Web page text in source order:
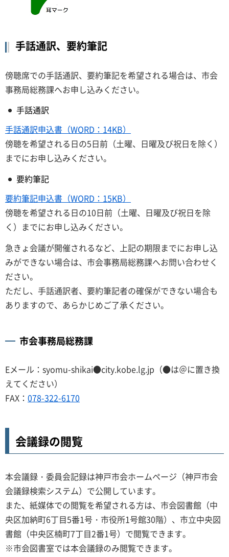
手話通訳、要約筆記
傍聴席での手話通訳、要約筆記を希望される場合は、市会
事務局総務課へお申し込みください。
手話通訳
手話通訳申込書（WORD：14KB）
傍聴を希望される日の5日前（土曜、日曜及び祝日を除く）
までにお申し込みください。
要約筆記
要約筆記申込書（WORD：15KB）
傍聴を希望される日の10日前（土曜、日曜及び祝日を除
く）までにお申し込みください。
急きょ会議が開催されるなど、上記の期限までにお申し込
みができない場合は、市会事務局総務課へお問い合わせく
ださい。
ただし、手話通訳者、要約筆記者の確保ができない場合も
ありますので、あらかじめご了承ください。
市会事務局総務課
Eメール：syomu-shikai●city.kobe.lg.jp（●は＠に置き換
えてください）
FAX： 078-322-6170
会議録の閲覧
本会議録・委員会記録は神戸市会ホームページ（神戸市会
会議録検索システム）で公開しています。
また、紙媒体での閲覧を希望される方は、市会図書館（中
央区加納町6丁目5番1号・市役所1号館30階）、市立中央図
書館（中央区楠町7丁目2番1号）で閲覧できます。
※市会図書室では本会議録のみ閲覧できます。